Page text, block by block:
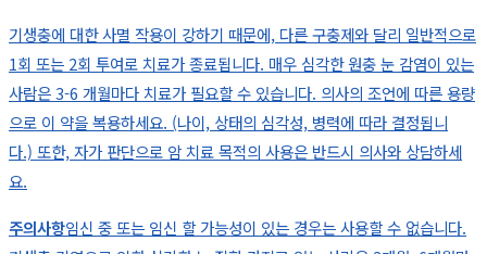
기생충에 대한 사멸 작용이 강하기 때문에, 다른 구충제와 달리 일반적으로
1회 또는 2회 투여로 치료가 종료됩니다. 매우 심각한 원충 눈 감염이 있는
사람은 3-6 개월마다 치료가 필요할 수 있습니다. 의사의 조언에 따른 용량
으로 이 약을 복용하세요. (나이, 상태의 심각성, 병력에 따라 결정됩니
다.) 또한, 자가 판단으로 암 치료 목적의 사용은 반드시 의사와 상담하세
요.
주의사항임신 중 또는 임신 할 가능성이 있는 경우는 사용할 수 없습니다.